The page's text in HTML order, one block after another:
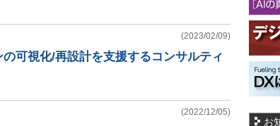
(2023/02/09)
可視化/再設計を支援するコンサルティ
(2022/12/05)
お